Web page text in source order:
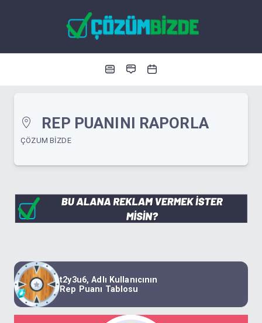
REP PUANINI RAPORLA
ÇÖZUM BIZDE
t2y3u6, Adlı Kullanıcının
Rep Puanı Tablosu